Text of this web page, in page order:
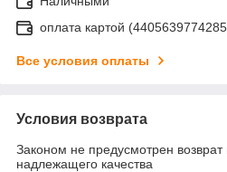
оплата картой
Все условия оплаты
Условия возврата
Законом не предусмотрен
надлежащего качества